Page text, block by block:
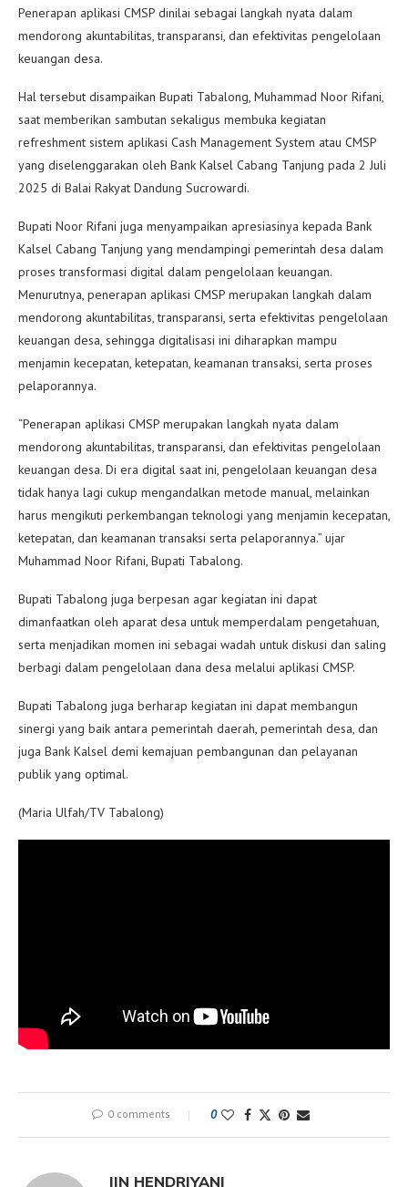
Penerapan aplikasi CMSP dinilai sebagai langkah nyata dalam
mendorong akuntabilitas, transparansi, dan efektivitas pengelolaan
keuangan desa.
Hal tersebut disampaikan Bupati Tabalong, Muhammad Noor Rifani,
saat memberikan sambutan sekaligus membuka kegiatan
refreshment sistem aplikasi Cash Management System atau CMSP
yang diselenggarakan oleh Bank Kalsel Cabang Tanjung pada 2 Juli
2025 di Balai Rakyat Dandung Sucrowardi.
Bupati Noor Rifani juga menyampaikan apresiasinya kepada Bank
Kalsel Cabang Tanjung yang mendampingi pemerintah desa dalam
proses transformasi digital dalam pengelolaan keuangan.
Menurutnya, penerapan aplikasi CMSP merupakan langkah dalam
mendorong akuntabilitas, transparansi, serta efektivitas pengelolaan
keuangan desa, sehingga digitalisasi ini diharapkan mampu
menjamin kecepatan, ketepatan, keamanan transaksi, serta proses
pelaporannya.
“Penerapan aplikasi CMSP merupakan langkah nyata dalam
mendorong akuntabilitas, transparansi, dan efektivitas pengelolaan
keuangan desa. Di era digital saat ini, pengelolaan keuangan desa
tidak hanya lagi cukup mengandalkan metode manual, melainkan
harus mengikuti perkembangan teknologi yang menjamin kecepatan,
ketepatan, dan keamanan transaksi serta pelaporannya.” ujar
Muhammad Noor Rifani, Bupati Tabalong.
Bupati Tabalong juga berpesan agar kegiatan ini dapat
dimanfaatkan oleh aparat desa untuk memperdalam pengetahuan,
serta menjadikan momen ini sebagai wadah untuk diskusi dan saling
berbagi dalam pengelolaan dana desa melalui aplikasi CMSP.
Bupati Tabalong juga berharap kegiatan ini dapat membangun
sinergi yang baik antara pemerintah daerah, pemerintah desa, dan
juga Bank Kalsel demi kemajuan pembangunan dan pelayanan
publik yang optimal.
(Maria Ulfah/TV Tabalong)
0 comments 0
IIN HENDRIYANI